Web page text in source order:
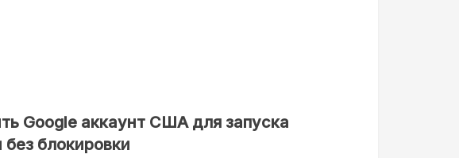
Google аккаунт США для запуска
блокировки